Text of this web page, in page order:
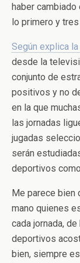
haber
lo primero y
Según explica la
desde la
conjunto de
positivos y no
en la que
las jornadas
jugadas
serán
deportivos
Me parece bien
mano quienes
cada jornada,
deportivos
bien, siempre